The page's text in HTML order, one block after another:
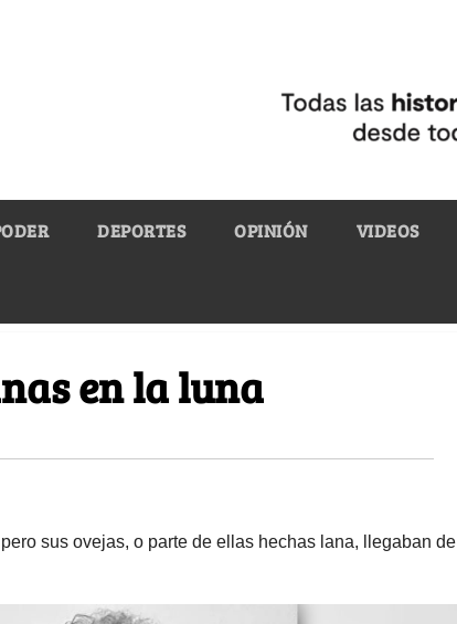
DEPORTES OPINIÓN VIDEOS
en la luna
sus ovejas, o parte de ellas hechas lana, llegaban de